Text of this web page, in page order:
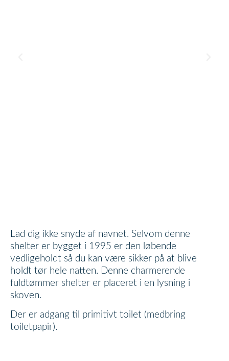
Lad dig ikke snyde af navnet. Selvom denne
shelter er bygget i 1995 er den løbende
vedligeholdt så du kan være sikker på at blive
holdt tør hele natten. Denne charmerende
fuldtømmer shelter er placeret i en lysning i
skoven.
Der er adgang til primitivt toilet (medbring
toiletpapir).